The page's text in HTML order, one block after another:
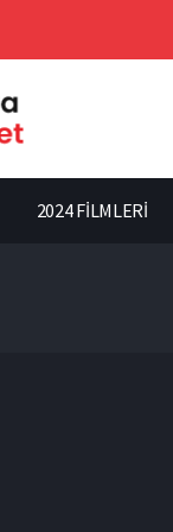
2024 FİLMLERİ